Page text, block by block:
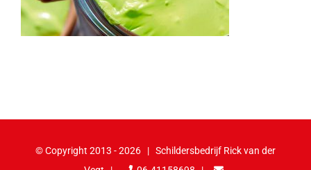
© Copyright 2013 -2026 | Schildersbedrijf Rick van der